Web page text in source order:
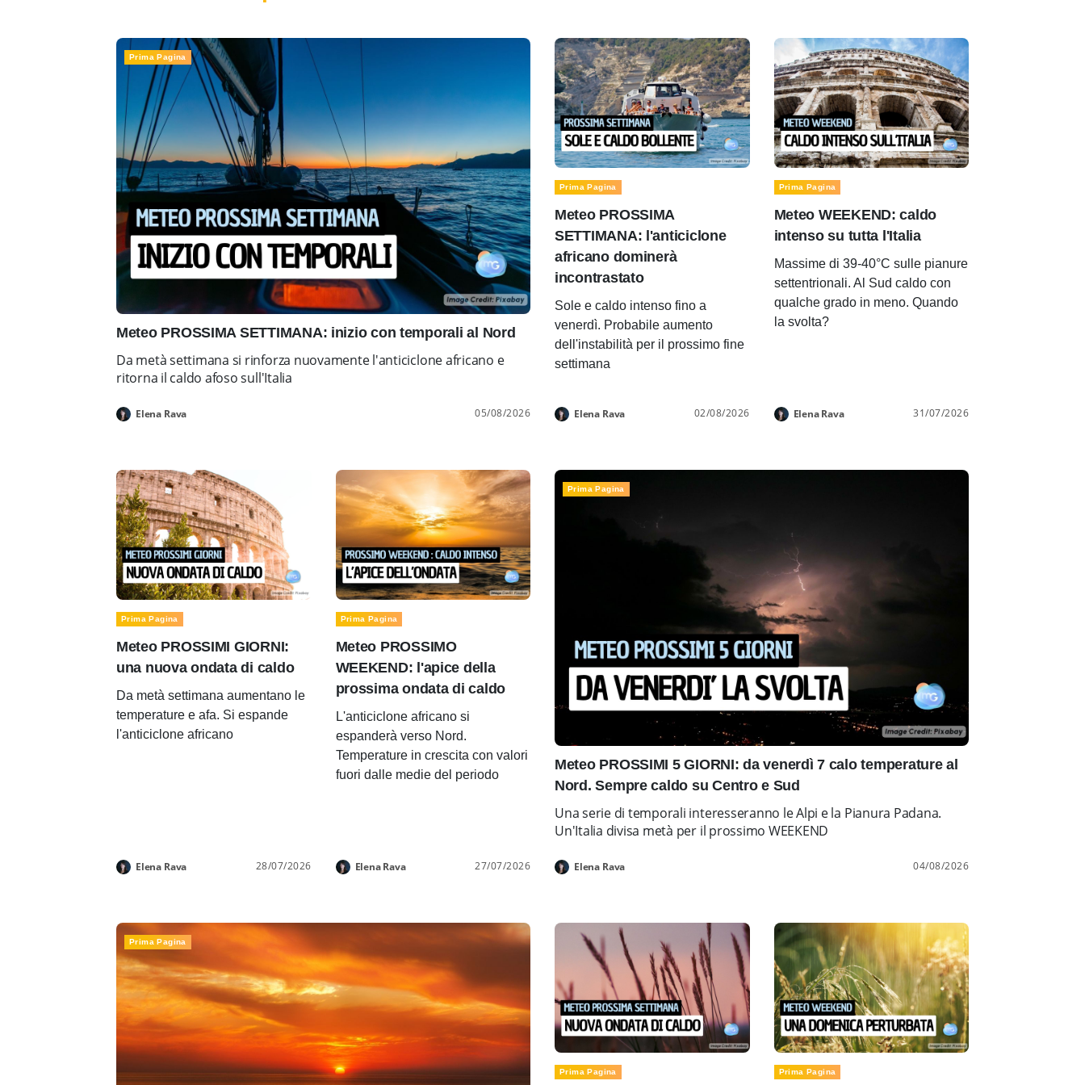
Prima Pagina
Meteo PROSSIMA SETTIMANA: inizio con temporali al Nord
Da metà settimana si rinforza nuovamente l'anticiclone africano e
ritorna il caldo afoso sull'Italia
Elena Rava 05/08/2026
Prima Pagina
Meteo PROSSIMA
SETTIMANA: l'anticiclone
africano dominerà
incontrastato
Sole e caldo intenso fino a
venerdì. Probabile aumento
dell'instabilità per il prossimo fine
settimana
Elena Rava 02/08/2026
Prima Pagina
Meteo WEEKEND: caldo
intenso su tutta l'Italia
Massime di 39-40°C sulle pianure
settentrionali. Al Sud caldo con
qualche grado in meno. Quando
la svolta?
Elena Rava 31/07/2026
Prima Pagina
Meteo PROSSIMI GIORNI:
una nuova ondata di caldo
Da metà settimana aumentano le
temperature e afa. Si espande
l'anticiclone africano
Elena Rava 28/07/2026
Prima Pagina
Meteo PROSSIMO
WEEKEND: l'apice della
prossima ondata di caldo
L'anticiclone africano si
espanderà verso Nord.
Temperature in crescita con valori
fuori dalle medie del periodo
Elena Rava 27/07/2026
Prima Pagina
Meteo PROSSIMI 5 GIORNI: da venerdì 7 calo temperature al
Nord. Sempre caldo su Centro e Sud
Una serie di temporali interesseranno le Alpi e la Pianura Padana.
Un'Italia divisa metà per il prossimo WEEKEND
Elena Rava 04/08/2026
Prima Pagina
Prima Pagina Prima Pagina